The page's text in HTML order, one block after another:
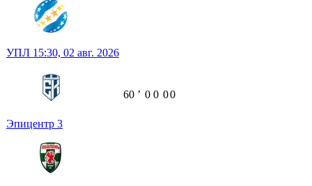
УПЛ 15:30, 02 авг. 2026
Эпицентр 3
60 ʼ 0 0 00